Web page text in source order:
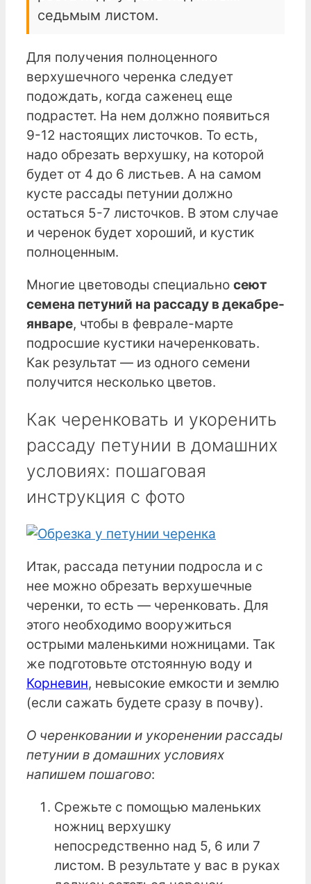
седьмым листом.
Для получения полноценного
верхушечного черенка следует
подождать, когда саженец еще
подрастет. На нем должно появиться
9-12 настоящих листочков. То есть,
надо обрезать верхушку, на которой
будет от 4 до 6 листьев. А на самом
кусте рассады петунии должно
остаться 5-7 листочков. В этом случае
и черенок будет хороший, и кустик
полноценным.
Многие цветоводы специально сеют
семена петуний на рассаду в декабре-
январе, чтобы в феврале-марте
подросшие кустики начеренковать.
Как результат — из одного семени
получится несколько цветов.
Как черенковать и укоренить
рассаду петунии в домашних
условиях: пошаговая
инструкция с фото
Итак, рассада петунии подросла и с
нее можно обрезать верхушечные
черенки, то есть — черенковать. Для
этого необходимо вооружиться
острыми маленькими ножницами. Так
же подготовьте отстоянную воду и
Корневин, невысокие емкости и землю
(если сажать будете сразу в почву).
О черенковании и укоренении рассады
петунии в домашних условиях
напишем пошагово:
Срежьте с помощью маленьких
ножниц верхушку
непосредственно над 5, 6 или 7
листом. В результате у вас в руках